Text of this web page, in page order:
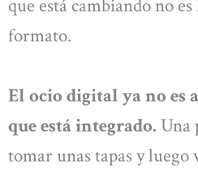
que está cambiando no
formato.
El ocio digital ya no es
que está integrado. Una
tomar unas tapas y luego